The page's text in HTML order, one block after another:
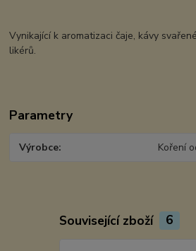
Vynikající k aromatizaci čaje, kávy
likérů.
Parametry
Výrobce Koření
Související zboží 6